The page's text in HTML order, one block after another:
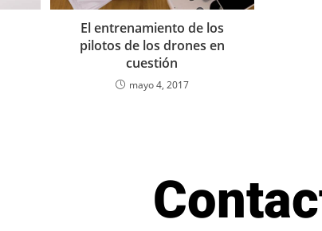
El entrenamiento de los
pilotos de los drones en
cuestión
mayo 4, 2017